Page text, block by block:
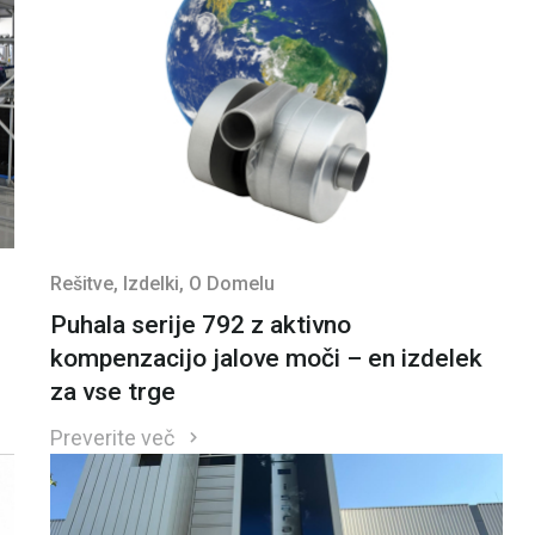
Rešitve, Izdelki, O Domelu
Puhala serije 792 z aktivno
kompenzacijo jalove moči – en izdelek
za vse trge
Preverite več